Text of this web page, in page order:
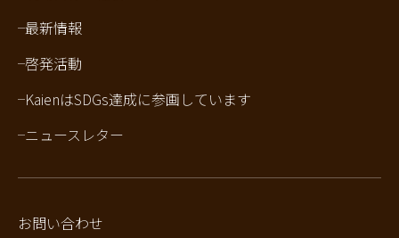
最新情報
啓発活動
KaienはSDGs達成に参画しています
ニュースレター
お問い合わせ